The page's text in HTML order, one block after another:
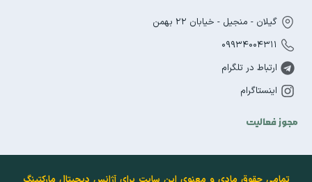
گیلان - منجیل - خیابان 22 بهمن
09934004311
ارتباط در تلگرام
اینستاگرام
مجوز فعالیت